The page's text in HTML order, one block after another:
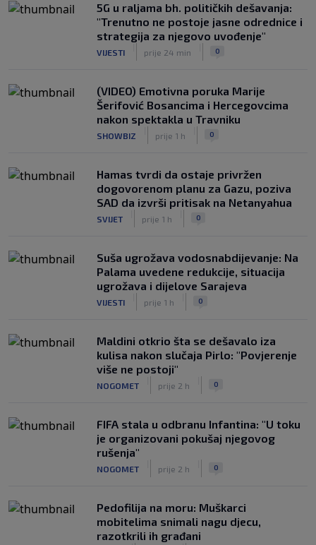
Fudbal opasan po život: "Čišćenje"
lopte uzrokovalo saobraćajni udes
(VIDEO)
5G u raljama bh. političkih dešavanja:
"Trenutno ne postoje jasne odrednice i
strategija za njegovo uvođenje"
VIJESTI prije 24 min 0
(VIDEO) Emotivna poruka Marije
Šerifović Bosancima i Hercegovcima
nakon spektakla u Travniku
SHOWBIZ prije 1 h 0
Hamas tvrdi da ostaje privržen
dogovorenom planu za Gazu, poziva
SAD da izvrši pritisak na Netanyahua
SVIJET prije 1 h 0
Suša ugrožava vodosnabdijevanje: Na
Palama uvedene redukcije, situacija
ugrožava i dijelove Sarajeva
VIJESTI prije 1 h 0
Maldini otkrio šta se dešavalo iza
kulisa nakon slučaja Pirlo: "Povjerenje
više ne postoji"
NOGOMET prije 2 h 0
FIFA stala u odbranu Infantina: "U toku
je organizovani pokušaj njegovog
rušenja"
NOGOMET prije 2 h 0
Pedofilija na moru: Muškarci
mobitelima snimali nagu djecu,
razotkrili ih građani